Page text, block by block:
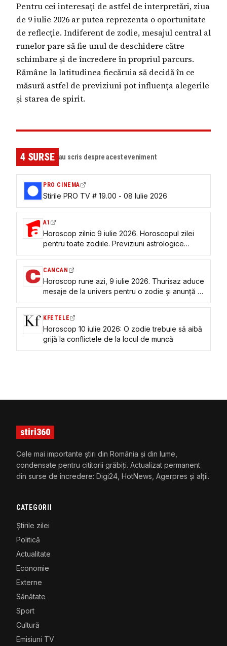
Pentru cei interesați de astfel de interpretări, ziua
de 9 iulie 2026 ar putea reprezenta o oportunitate
de reflecție. Indiferent de zodie, mesajul central al
runelor pare să fie unul de deschidere către
schimbare și de încredere în propriul parcurs.
Rămâne la latitudinea fiecăruia să decidă în ce
măsură astfel de previziuni pot influența alegerile
și starea de spirit.
4SURSE au scris despre acest eveniment
PRO CINEMA
Stirile PRO TV # 19.00 - 08 Iulie 2026
A1
Horoscop zilnic 9 iulie 2026. Horoscopul zilei
pentru toate zodiile. Previziuni astrologice
despre dragoste, bani și sănătate
CANCAN
Horoscop rune azi, 9 iulie 2026. Thurisaz aduce
mesaje de la univers pentru o zodie și anunță o
epifanie majoră
KFETELE
Horoscop 10 iulie 2026: O zodie trebuie să aibă
grijă la conflictele de la locul de muncă
stiri360
Cele mai importante știri din România și din lume,
condensate pentru cititorii grăbiți. Actualizat permanent
din surse de încredere: Digi24, HotNews, Agerpres și alții.
CATEGORII
Știrile zilei
Politică
Actualitate
Economie
Externe
Sănătate
Sport
Cultură
Emisiuni TV